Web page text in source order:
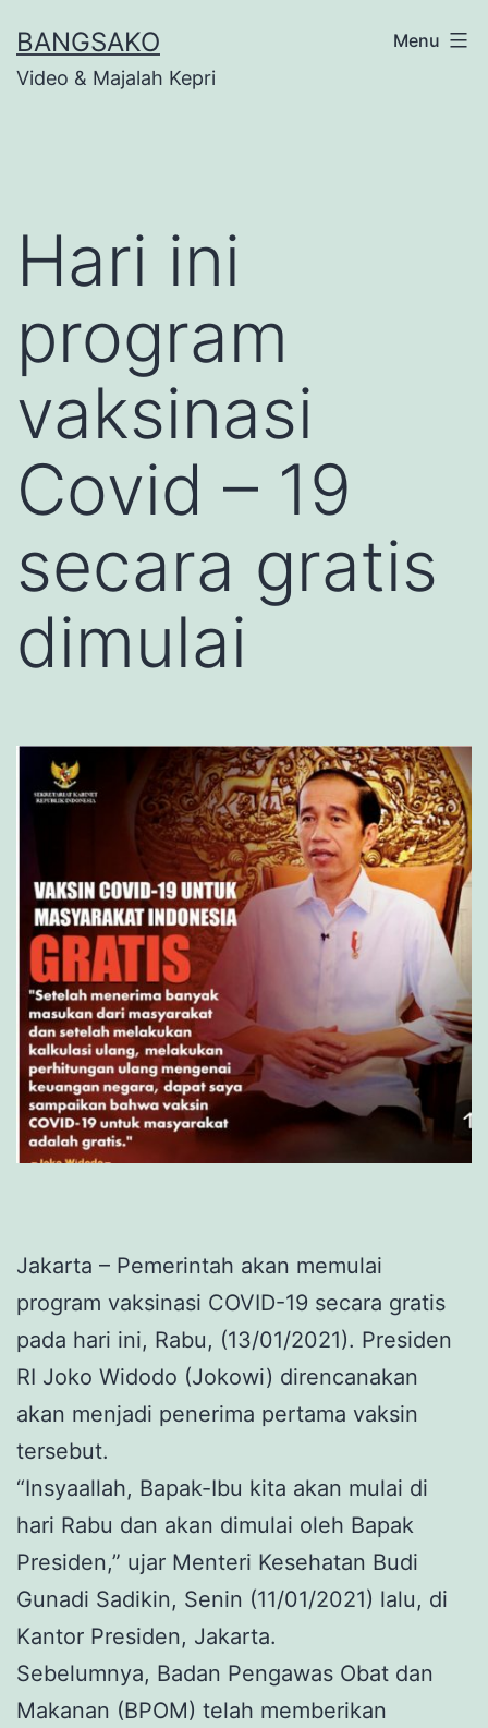
to
content
BANGSAKO
Video & Majalah Kepri
Menu
Hari ini
program
vaksinasi
Covid – 19
secara gratis
dimulai
Jakarta – Pemerintah akan memulai
program vaksinasi COVID-19 secara gratis
pada hari ini, Rabu, (13/01/2021). Presiden
RI Joko Widodo (Jokowi) direncanakan
akan menjadi penerima pertama vaksin
tersebut.
“Insyaallah, Bapak-Ibu kita akan mulai di
hari Rabu dan akan dimulai oleh Bapak
Presiden,” ujar Menteri Kesehatan Budi
Gunadi Sadikin, Senin (11/01/2021) lalu, di
Kantor Presiden, Jakarta.
Sebelumnya, Badan Pengawas Obat dan
Makanan (BPOM) telah memberikan